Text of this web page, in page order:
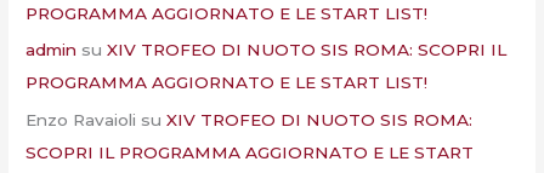
PROGRAMMA AGGIORNATO E LE START LIST!
admin suXIV TROFEO DI NUOTO SIS ROMA: SCOPRI IL
PROGRAMMA AGGIORNATO E LE START LIST!
Enzo Ravaioli suXIV TROFEO DI NUOTO SIS ROMA:
SCOPRI IL PROGRAMMA AGGIORNATO E LE START